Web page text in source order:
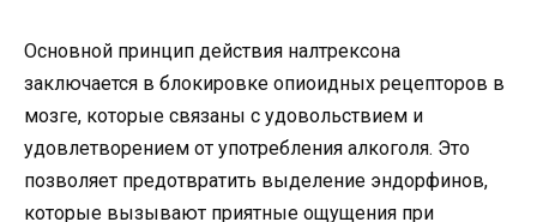
Основной принцип действия налтрексона
заключается в блокировке опиоидных рецепторов в
мозге, которые связаны с удовольствием и
удовлетворением от употребления алкоголя. Это
позволяет предотвратить выделение эндорфинов,
которые вызывают приятные ощущения при